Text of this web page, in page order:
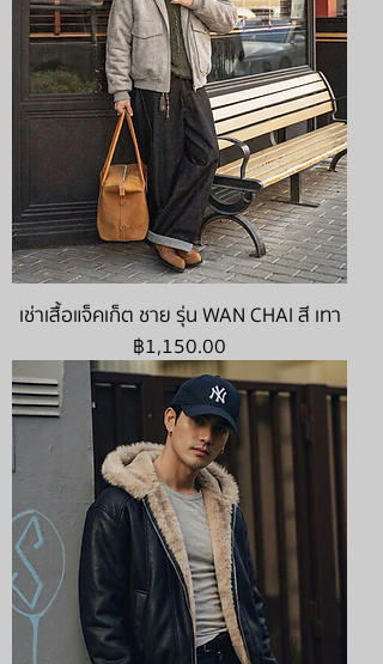
เช่าเสื้อแจ็คเก็ต ชาย รุ่น WAN CHAI สี เทา
ราคา
฿1,150.00